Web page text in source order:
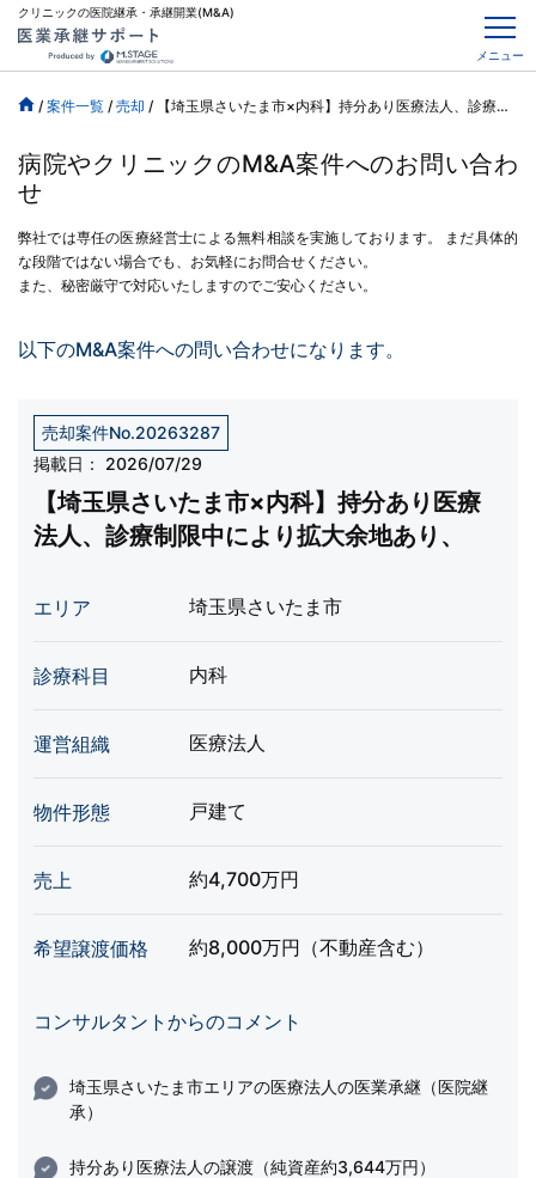
クリニックの医院継承・承継開業(M&A)
メニュー
/ 案件一覧 / 売却 / 【埼玉県さいたま市×内科】持分あり医療法人、診療制限中により拡大余地あり、
病院やクリニックのM&A案件へのお問い合わ
せ
弊社では専任の医療経営士による無料相談を実施しております。
まだ具体的
な段階ではない場合でも、お気軽にお問合せください。
また、秘密厳守で対応いたしますのでご安心ください。
以下のM&A案件への問い合わせになります。
売却案件No.20263287
掲載日：
2026/07/29
【埼玉県さいたま市×内科】持分あり医療
法人、診療制限中により拡大余地あり、
エリア 埼玉県さいたま市
診療科目 内科
運営組織 医療法人
物件形態 戸建て
売上 約4,700万円
希望譲渡価格 約8,000万円（不動産含む）
コンサルタントからのコメント
埼玉県さいたま市エリアの医療法人の医業承継（医院継
承）
持分あり医療法人の譲渡（純資産約3,644万円）